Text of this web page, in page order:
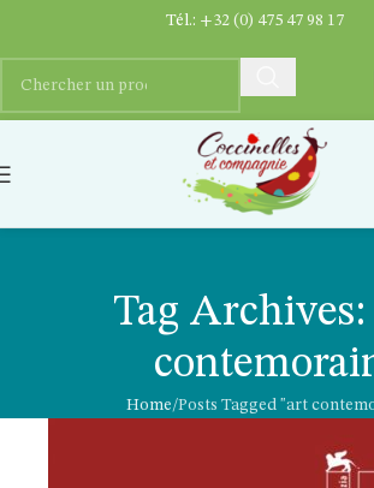
Tag
Home Posts Tagged "art
Tél.: +32 (0) 475 47 98 17